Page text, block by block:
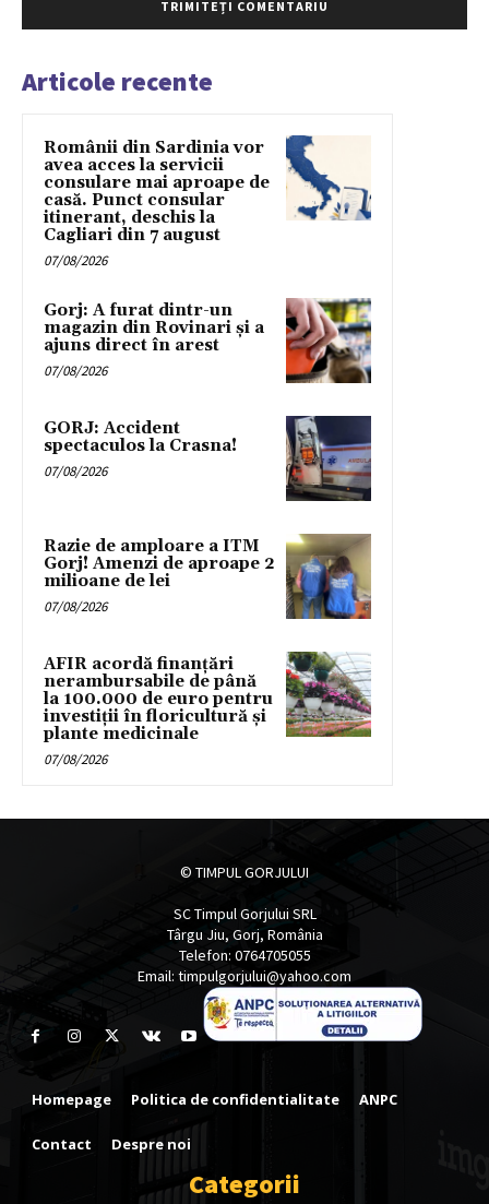
Articole recente
Românii din Sardinia vor
avea acces la servicii
consulare mai aproape de
casă. Punct consular
itinerant, deschis la
Cagliari din 7 august
07/08/2026
Gorj: A furat dintr-un
magazin din Rovinari și a
ajuns direct în arest
07/08/2026
GORJ: Accident
spectaculos la Crasna!
07/08/2026
Razie de amploare a ITM
Gorj! Amenzi de aproape 2
milioane de lei
07/08/2026
AFIR acordă finanțări
nerambursabile de până
la 100.000 de euro pentru
investiții în floricultură și
plante medicinale
07/08/2026
© TIMPUL GORJULUI
SC Timpul Gorjului SRL
Târgu Jiu, Gorj, România
Telefon: 0764705055
Email: timpulgorjului@yahoo.com
Homepage Politica de confidentialitate ANPC
Contact Despre noi
Categorii